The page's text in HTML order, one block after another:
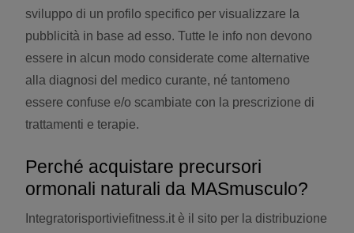
sviluppo di un profilo specifico per visualizzare la
pubblicità in base ad esso. Tutte le info non devono
essere in alcun modo considerate come alternative
alla diagnosi del medico curante, né tantomeno
essere confuse e/o scambiate con la prescrizione di
trattamenti e terapie.
Perché acquistare precursori
ormonali naturali da MASmusculo?
Integratorisportiviefitness.it è il sito per la distribuzione